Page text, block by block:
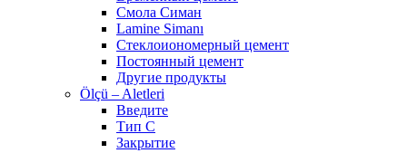
Смола Симан
Lamine Simanı
Стеклоиономерный цемент
Постоянный цемент
Другие продукты
Ölçü – Aletleri
Введите
Тип С
Закрытие